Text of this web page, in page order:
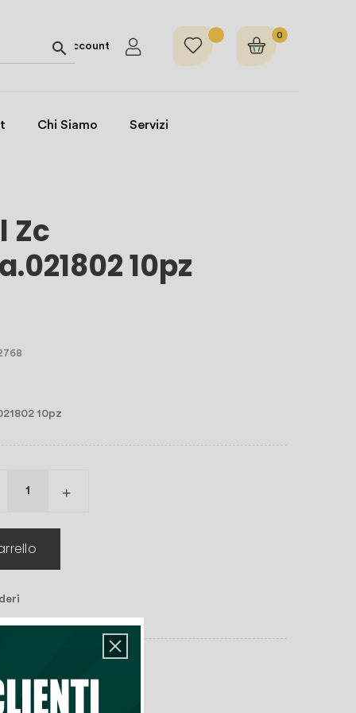
 Account
0
Chi Siamo Servizi
Zc
10pz
10pz